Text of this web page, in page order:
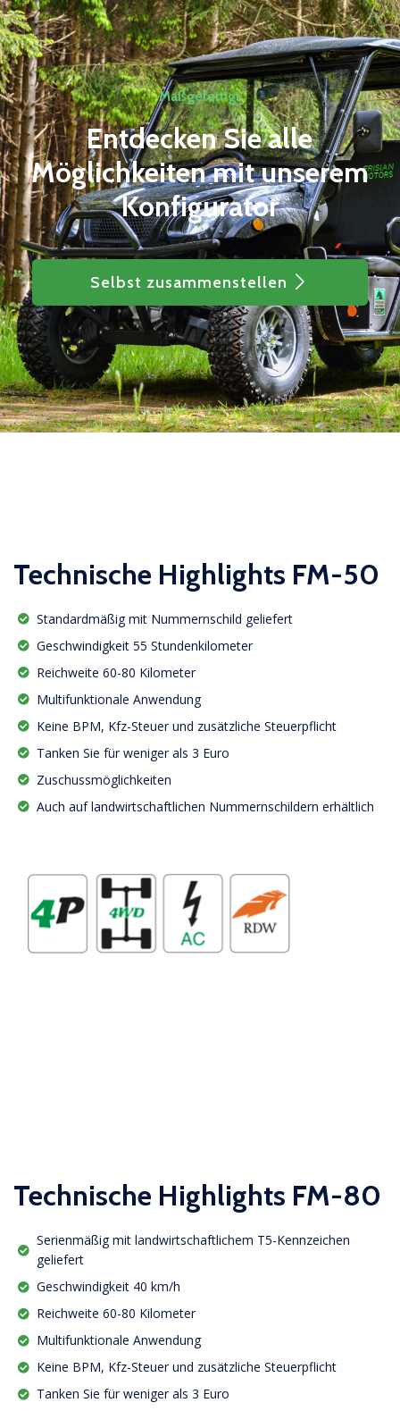
Maßgefertigt
Entdecken Sie alle
Möglichkeiten mit unserem
Konfigurator
Selbst zusammenstellen
Technische Highlights FM-50
Standardmäßig mit Nummernschild geliefert
Geschwindigkeit 55 Stundenkilometer
Reichweite 60-80 Kilometer
Multifunktionale Anwendung
Keine BPM, Kfz-Steuer und zusätzliche Steuerpflicht
Tanken Sie für weniger als 3 Euro
Zuschussmöglichkeiten
Auch auf landwirtschaftlichen Nummernschildern erhältlich
Technische Highlights FM-80
Serienmäßig mit landwirtschaftlichem T5-Kennzeichen
geliefert
Geschwindigkeit 40 km/h
Reichweite 60-80 Kilometer
Multifunktionale Anwendung
Keine BPM, Kfz-Steuer und zusätzliche Steuerpflicht
Tanken Sie für weniger als 3 Euro